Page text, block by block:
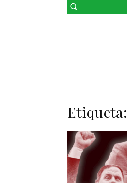
Etiqueta: